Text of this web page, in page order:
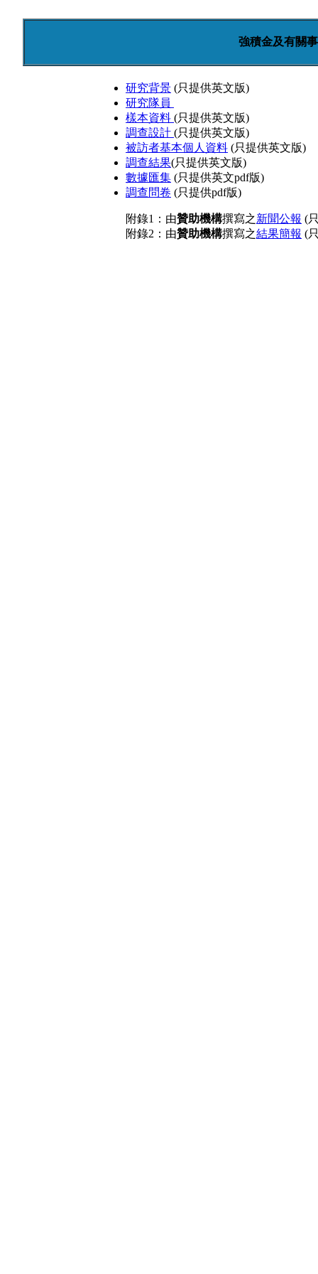
強積金及有關
研究背景 (只提供英文版)
研究隊員
樣本資料 (只提供英文版)
調查設計 (只提供英文版)
被訪者基本個人資料 (只提供英文版)
調查結果(只提供英文版)
數據匯集 (只提供英文pdf版)
調查問卷 (只提供pdf版)
附錄1：由贊助機構撰寫之新聞公報 (
附錄2：由贊助機構撰寫之結果簡報 (